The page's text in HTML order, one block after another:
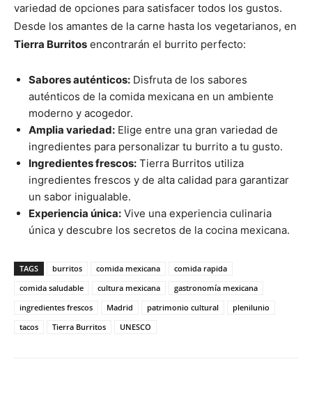
variedad de opciones para satisfacer todos los gustos.
Desde los amantes de la carne hasta los vegetarianos, en
Tierra Burritos encontrarán el burrito perfecto:
Sabores auténticos: Disfruta de los sabores
auténticos de la comida mexicana en un ambiente
moderno y acogedor.
Amplia variedad: Elige entre una gran variedad de
ingredientes para personalizar tu burrito a tu gusto.
Ingredientes frescos: Tierra Burritos utiliza
ingredientes frescos y de alta calidad para garantizar
un sabor inigualable.
Experiencia única: Vive una experiencia culinaria
única y descubre los secretos de la cocina mexicana.
TAGS burritos comida mexicana
comida rapida
comida saludable
cultura mexicana
gastronomía mexicana
ingredientes frescos
Madrid patrimonio cultural
plenilunio
tacos
Tierra Burritos UNESCO